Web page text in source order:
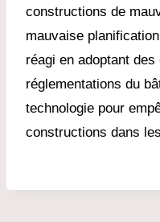
constructions de
mauvaise
réagi en adoptant
réglementations du
technologie pour
constructions dans